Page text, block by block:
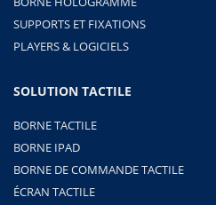
SUPPORTS ET FIXATIONS
PLAYERS & LOGICIELS
SOLUTION TACTILE
BORNE TACTILE
BORNE IPAD
BORNE DE COMMANDE TACTILE
ÉCRAN TACTILE